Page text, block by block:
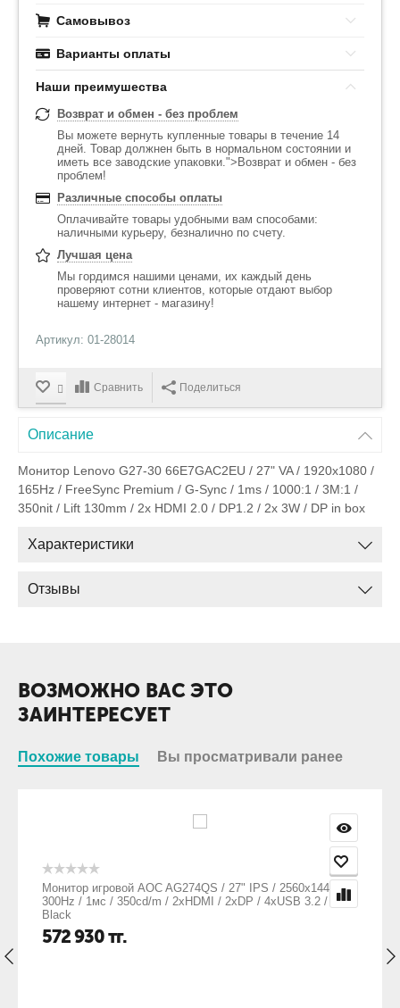
Самовывоз
Варианты оплаты
Наши преимушества
Возврат и обмен - без проблем
Вы можете вернуть купленные товары в течение 14
дней. Товар должнен быть в нормальном состоянии и
иметь все заводские упаковки.">Возврат и обмен - без
проблем!
Различные способы оплаты
Оплачивайте товары удобными вам способами:
наличными курьеру, безналично по счету.
Лучшая цена
Мы гордимся нашими ценами, их каждый день
проверяют сотни клиентов, которые отдают выбор
нашему интернет - магазину!
Артикул: 01-28014
Сравнить Поделиться
Описание
Монитор Lenovo G27-30 66E7GAC2EU / 27" VA / 1920x1080 /
165Hz / FreeSync Premium / G-Sync / 1ms / 1000:1 / 3M:1 /
350nit / Lift 130mm / 2x HDMI 2.0 / DP1.2 / 2x 3W / DP in box
Характеристики
Отзывы
ВОЗМОЖНО ВАС ЭТО
ЗАИНТЕРЕСУЕТ
Похожие товары Вы просматривали ранее
Монитор игровой AOC AG274QS / 27" IPS / 2560x1440 /
300Hz / 1мс / 350cd/m / 2xHDMI / 2xDP / 4xUSB 3.2 /
Black
572 930тг.